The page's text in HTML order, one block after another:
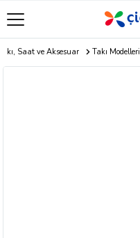
Saat ve Aksesuar Takı Modelleri